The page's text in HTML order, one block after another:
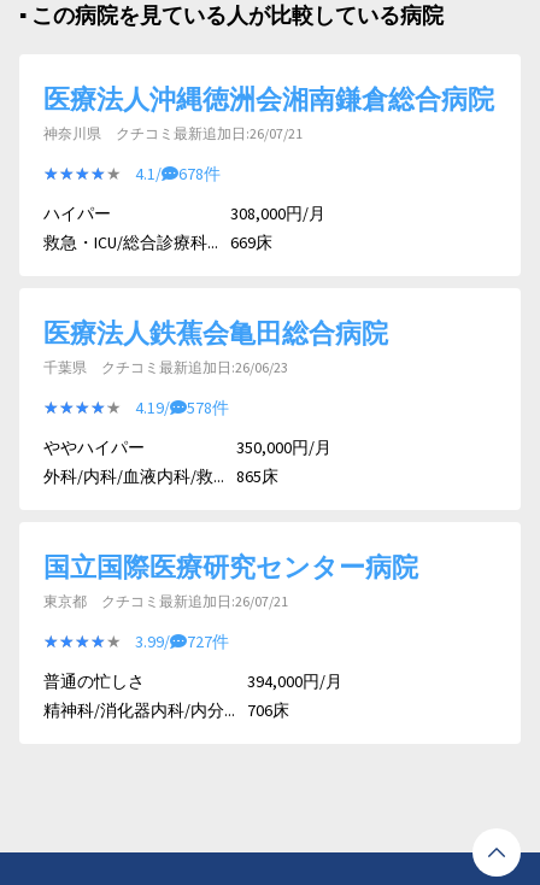
▪︎ この病院を見ている人が比較している病院
医療法人沖縄徳洲会湘南鎌倉総合病院
神奈川県 クチコミ最新追加日:26/07/21
★★★★★
★★★★★ 4.1/
678件
ハイパー
救急・ICU/総合診療科...
308,000円/月
669床
医療法人鉄蕉会亀田総合病院
千葉県 クチコミ最新追加日:26/06/23
★★★★★
★★★★★ 4.19/
578件
ややハイパー
外科/内科/血液内科/救...
350,000円/月
865床
国立国際医療研究センター病院
東京都 クチコミ最新追加日:26/07/21
★★★★★
★★★★★ 3.99/
727件
普通の忙しさ
精神科/消化器内科/内分...
394,000円/月
706床